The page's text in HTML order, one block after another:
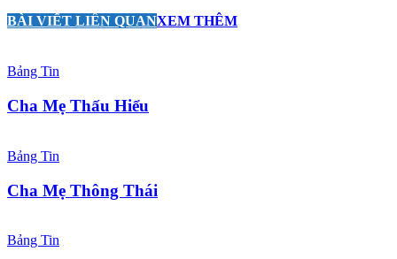
BÀI VIẾT LIÊN QUANXEM THÊM
Bảng Tin
Cha Mẹ Thấu Hiểu
Bảng Tin
Cha Mẹ Thông Thái
Bảng Tin